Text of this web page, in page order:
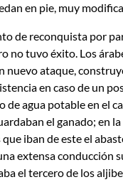
en pie, muy
de reconquista por
no tuvo éxito. Los
nuevo ataque,
en caso de un
de agua potable en el
el ganado; en
iban de este el
extensa conducción
el tercero de los